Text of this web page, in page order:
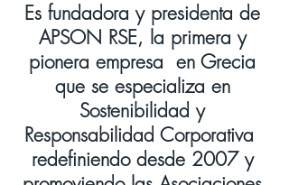
Es fundadora y presidenta de
APSON RSE, la primera y
pionera empresa en Grecia
que se especializa en
Sostenibilidad y
Responsabilidad Corporativa
redefiniendo desde 2007 y